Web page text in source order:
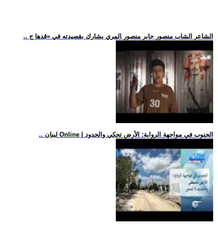
.. الشاعر الشاب منصور جابر منصور المري يشارك بقصيدته في «قدها ج
.. لبنان Online | الجنوب في مواجهة الرواية: الأرض تحكي والحدود